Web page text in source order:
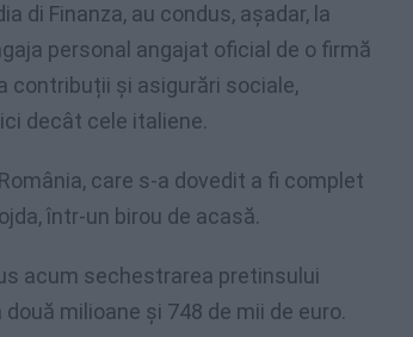
di Finanza, au condus, așadar, la
personal angajat oficial de o firmă
contribuții și asigurări sociale,
decât cele italiene.
care s-a dovedit a fi complet
într-un birou de acasă.
acum sechestrarea pretinsului
milioane și 748 de mii de euro.